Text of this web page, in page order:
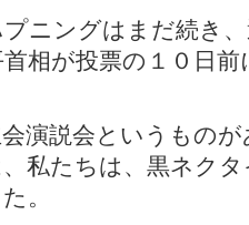
プニングはまだ続き
相が投票の１０日
演説会というもの
私たちは、黒ネク
。